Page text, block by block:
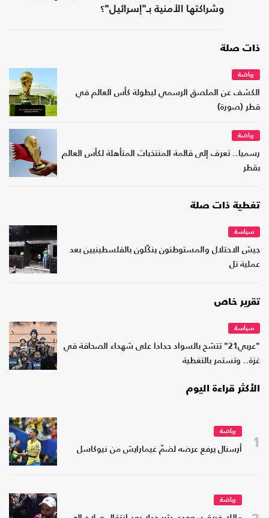
وشراكتها الأمنية بـ"إسرائيل"؟
ذات صلة
رياضة
الكشف عن الملصق الرسمي لبطولة كأس العالم في
قطر (صورة)
رياضة
رسميا.. تعرف إلى قائمة المنتخبات المتأهلة لكأس العالم
بقطر
تغطية ذات صلة
سياسة
جيش الاحتلال والمستوطنون ينكّلون بالفلسطينيين بعد
عملية تل
تقرير خاص
سياسة
"عربي21" تتشح بالسواد حدادا على شهداء الصحافة في
غزة.. وتستمر بالتغطية
الأكثر قراءة اليوم
1
رياضة
أرسنال يرفع عرضه لضمّ غيمارايش من نيوكاسل
رياضة